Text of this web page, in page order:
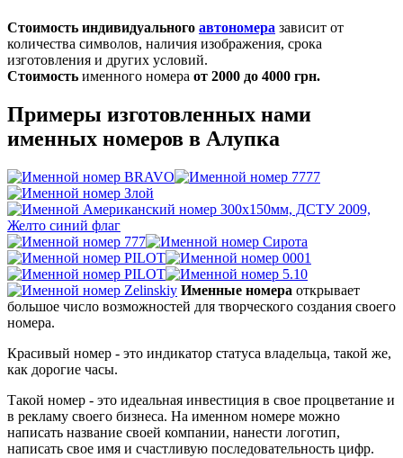
Стоимость индивидуального автономера зависит от
количества символов, наличия изображения, срока
изготовления и других условий.
Стоимость именного номера от 2000 до 4000 грн.
Примеры изготовленных нами
именных номеров в Алупка
Именные номера открывает
большое число возможностей для творческого создания своего
номера.
Красивый номер - это индикатор статуса владельца, такой же,
как дорогие часы.
Такой номер - это идеальная инвестиция в свое процветание и
в рекламу своего бизнеса. На именном номере можно
написать название своей компании, нанести логотип,
написать свое имя и счастливую последовательность цифр.